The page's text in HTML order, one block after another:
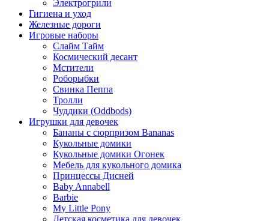
Электрогрили
Гигиена и уход
Железные дороги
Игровые наборы
Слайм Тайм
Космический десант
Мстители
Роборыбки
Свинка Пеппа
Тролли
Чуддики (Oddbods)
Игрушки для девочек
Бананы с сюрпризом Bananas
Кукольные домики
Кукольные домики Огонек
Мебель для кукольного домика
Принцессы Дисней
Baby Annabell
Barbie
My Little Pony
Детская косметика для девочек